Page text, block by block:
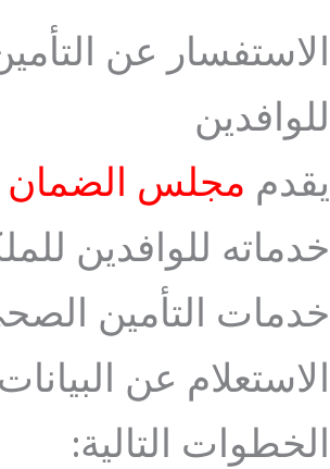
الاستفسار عن
للوافدين
يقدم مجلس
خدماته للوافدين
خدمات التأمين
الاستعلام عن البيانات
الخطوات التالية: